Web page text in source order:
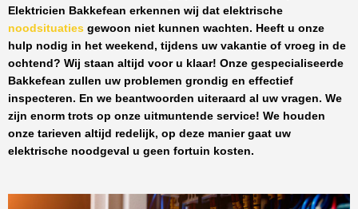
Elektricien Bakkefean erkennen wij dat elektrische
noodsituaties gewoon niet kunnen wachten. Heeft u onze
hulp nodig in het weekend, tijdens uw vakantie of vroeg in de
ochtend? Wij staan altijd voor u klaar! Onze gespecialiseerde
Bakkefean zullen uw problemen grondig en effectief
inspecteren. En we beantwoorden uiteraard al uw vragen. We
zijn enorm trots op onze uitmuntende service! We houden
onze tarieven altijd redelijk, op deze manier gaat uw
elektrische noodgeval u geen fortuin kosten.